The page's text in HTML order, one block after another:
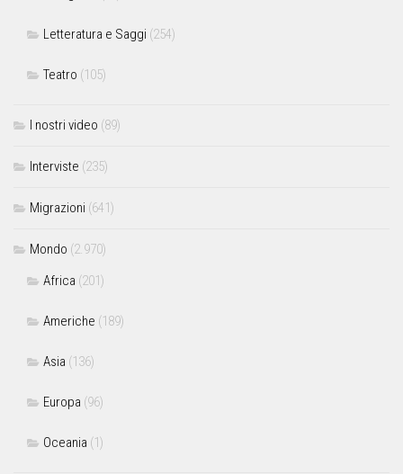
Letteratura e Saggi (254)
Teatro (105)
I nostri video (89)
Interviste (235)
Migrazioni (641)
Mondo (2.970)
Africa (201)
Americhe (189)
Asia (136)
Europa (96)
Oceania (1)